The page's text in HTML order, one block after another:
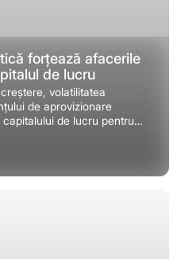
forțează afacerile
de lucru
volatilitatea
de aprovizionare
de lucru pentru